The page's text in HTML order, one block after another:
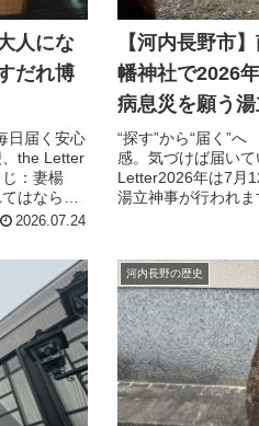
人にな
だれ博
日届く安心
the Letter
：妻楊
はならな
2026.07.24
【河内長野市
幡神社で2026
病息災を願う
“探す”から“届く”
感。気づけば届い
Letter2026年は7月
湯立神事が行われま
河内長野の歴史